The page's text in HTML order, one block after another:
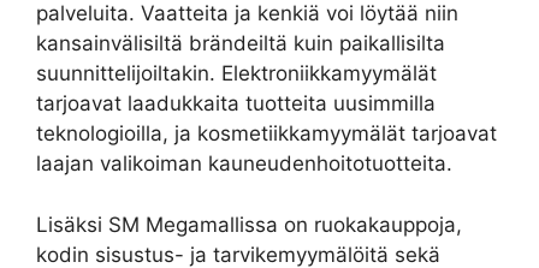
palveluita. Vaatteita ja kenkiä voi löytää niin
kansainvälisiltä brändeiltä kuin paikallisilta
suunnittelijoiltakin. Elektroniikkamyymälät
tarjoavat laadukkaita tuotteita uusimmilla
teknologioilla, ja kosmetiikkamyymälät tarjoavat
laajan valikoiman kauneudenhoitotuotteita.
Lisäksi SM Megamallissa on ruokakauppoja,
kodin sisustus- ja tarvikemyymälöitä sekä